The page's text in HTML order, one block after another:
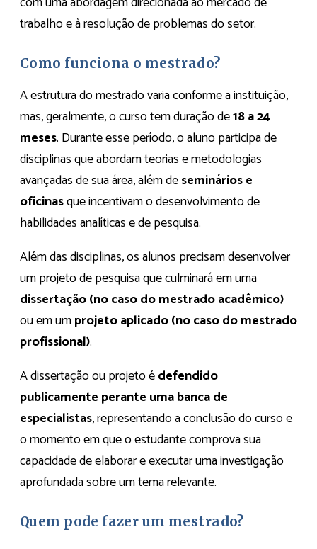
trabalho e à resolução de problemas do setor.
Como funciona o mestrado?
A estrutura do mestrado varia conforme a instituição,
mas, geralmente, o curso tem duração de18 a 24
meses. Durante esse período, o aluno participa de
disciplinas que abordam teorias e metodologias
avançadas de sua área, além deseminários e
oficinasque incentivam o desenvolvimento de
habilidades analíticas e de pesquisa.
Além das disciplinas, os alunos precisam desenvolver
um projeto de pesquisa que culminará em uma
dissertação (no caso do mestrado acadêmico)
ou em umprojeto aplicado (no caso do mestrado
profissional).
A dissertação ou projeto édefendido
publicamente perante uma banca de
especialistas, representando a conclusão do curso e
o momento em que o estudante comprova sua
capacidade de elaborar e executar uma investigação
aprofundada sobre um tema relevante.
Quem pode fazer um mestrado?